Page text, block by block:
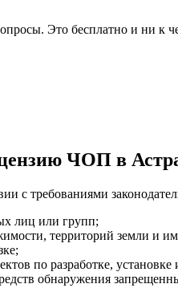
Это бесплатно и ни к
ЧОП в
с требованиями
лиц или групп;
территорий земли и
по разработке,
обнаружения